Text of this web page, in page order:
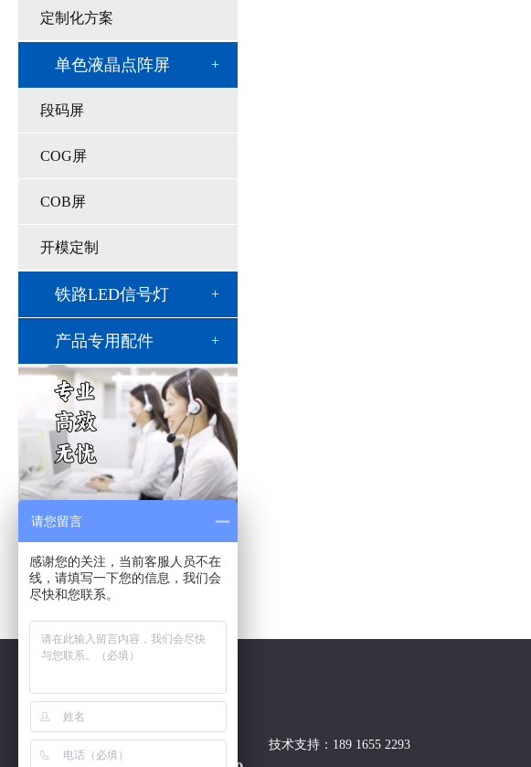
定制化方案
单色液晶点阵屏
段码屏
COG屏
COB屏
开模定制
铁路LED信号灯
产品专用配件
400-622-7566
技术支持：189 1655 2293
请您留言
感谢您的关注，当前客服人员不在
线，请填写一下您的信息，我们会
尽快和您联系。